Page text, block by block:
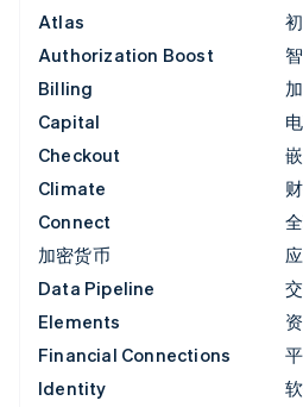
Atlas
Authorization Boost
Billing
Capital
Checkout
Climate
Connect
加密货币
Data Pipeline
Elements
Financial Connections
Identity